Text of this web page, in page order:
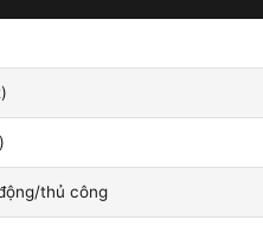
thủ công